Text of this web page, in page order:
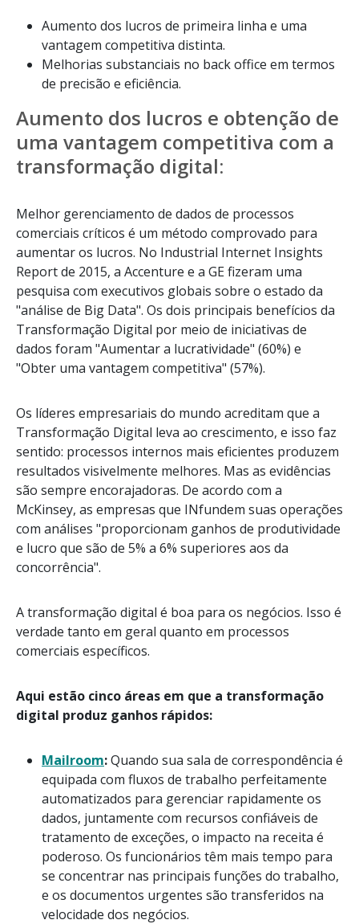
Aumento dos lucros de primeira linha e uma
vantagem competitiva distinta.
Melhorias substanciais no back office em termos
de precisão e eficiência.
Aumento dos lucros e obtenção de
uma vantagem competitiva com a
transformação digital:
Melhor gerenciamento de dados de processos
comerciais críticos é um método comprovado para
aumentar os lucros. No Industrial Internet Insights
Report de 2015, a Accenture e a GE fizeram uma
pesquisa com executivos globais sobre o estado da
"análise de Big Data". Os dois principais benefícios da
Transformação Digital por meio de iniciativas de
dados foram "Aumentar a lucratividade" (60%) e
"Obter uma vantagem competitiva" (57%).
Os líderes empresariais do mundo acreditam que a
Transformação Digital leva ao crescimento, e isso faz
sentido: processos internos mais eficientes produzem
resultados visivelmente melhores. Mas as evidências
são sempre encorajadoras. De acordo com a
McKinsey, as empresas que INfundem suas operações
com análises "proporcionam ganhos de produtividade
e lucro que são de 5% a 6% superiores aos da
concorrência".
A transformação digital é boa para os negócios. Isso é
verdade tanto em geral quanto em processos
comerciais específicos.
Aqui estão cinco áreas em que a transformação
digital produz ganhos rápidos:
Mailroom:Quando sua sala de correspondência é
equipada com fluxos de trabalho perfeitamente
automatizados para gerenciar rapidamente os
dados, juntamente com recursos confiáveis de
tratamento de exceções, o impacto na receita é
poderoso. Os funcionários têm mais tempo para
se concentrar nas principais funções do trabalho,
e os documentos urgentes são transferidos na
velocidade dos negócios.